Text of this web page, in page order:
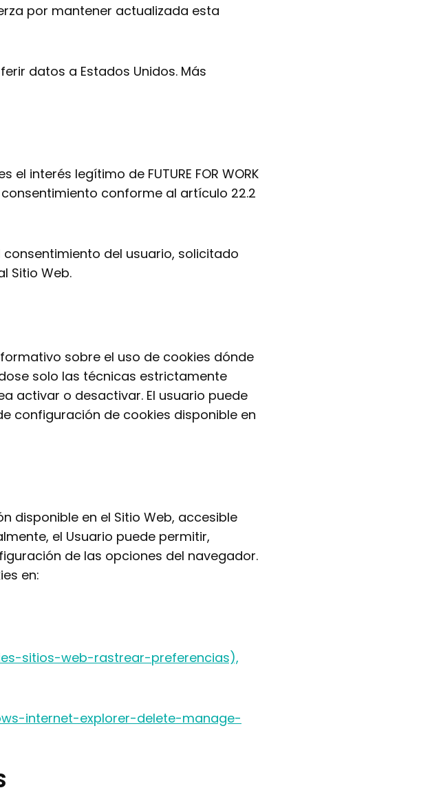
service
por mantener actualizada esta
datos a Estados Unidos. Más
interés legítimo de FUTURE FOR WORK
conforme al artículo 22.2
del usuario, solicitado
Sitio Web.
sobre el uso de cookies dónde
solo las técnicas estrictamente
activar o desactivar. El usuario puede
configuración de cookies disponible en
disponible en el Sitio Web, accesible
el Usuario puede permitir,
de las opciones del navegador.
en:
sitios-web-rastrear-preferencias),
internet-explorer-delete-manage-